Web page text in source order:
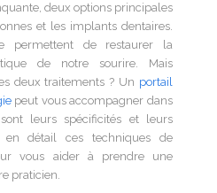
deux options principales
et les implants dentaires.
permettent de restaurer la
de notre sourire. Mais
deux traitements ? Un portail
peut vous accompagner dans
leurs spécificités et leurs
en détail ces techniques de
vous aider à prendre une
praticien.